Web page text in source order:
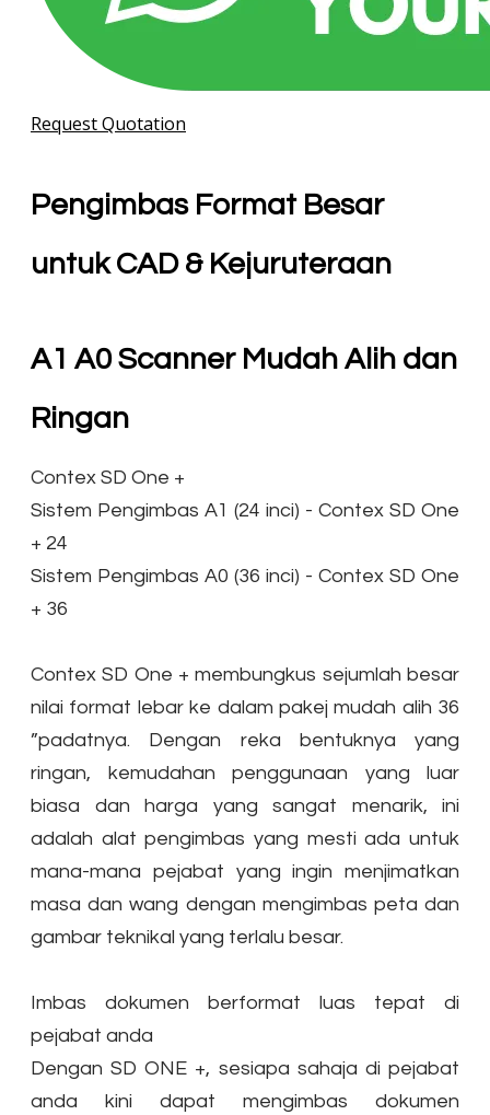
Request Quotation
Pengimbas Format Besar
untuk CAD & Kejuruteraan
A1 A0 Scanner Mudah Alih dan
Ringan
Contex SD One +
Sistem Pengimbas A1 (24 inci) - Contex SD One
+ 24
Sistem Pengimbas A0 (36 inci) - Contex SD One
+ 36
Contex SD One + membungkus sejumlah besar
nilai format lebar ke dalam pakej mudah alih 36
”padatnya. Dengan reka bentuknya yang
ringan, kemudahan penggunaan yang luar
biasa dan harga yang sangat menarik, ini
adalah alat pengimbas yang mesti ada untuk
mana-mana pejabat yang ingin menjimatkan
masa dan wang dengan mengimbas peta dan
gambar teknikal yang terlalu besar.
Imbas dokumen berformat luas tepat di
pejabat anda
Dengan SD ONE +, sesiapa sahaja di pejabat
anda kini dapat mengimbas dokumen